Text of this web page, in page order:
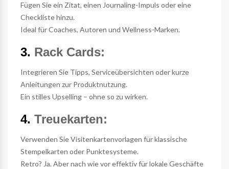
Fügen Sie ein Zitat, einen Journaling-Impuls oder eine
Checkliste hinzu.
Ideal für Coaches, Autoren und Wellness-Marken.
3. Rack Cards:
Integrieren Sie Tipps, Serviceübersichten oder kurze
Anleitungen zur Produktnutzung.
Ein stilles Upselling – ohne so zu wirken.
4. Treuekarten:
Verwenden Sie Visitenkartenvorlagen für klassische
Stempelkarten oder Punktesysteme.
Retro? Ja. Aber nach wie vor effektiv für lokale Geschäfte